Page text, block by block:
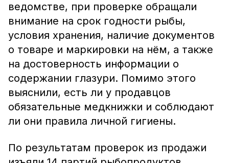
ведомстве, при проверке обращали
внимание на срок годности рыбы,
условия хранения, наличие документов
о товаре и маркировки на нём, а также
на достоверность информации о
содержании глазури. Помимо этого
выяснили, есть ли у продавцов
обязательные медкнижки и соблюдают
ли они правила личной гигиены.
По результатам проверок из продажи